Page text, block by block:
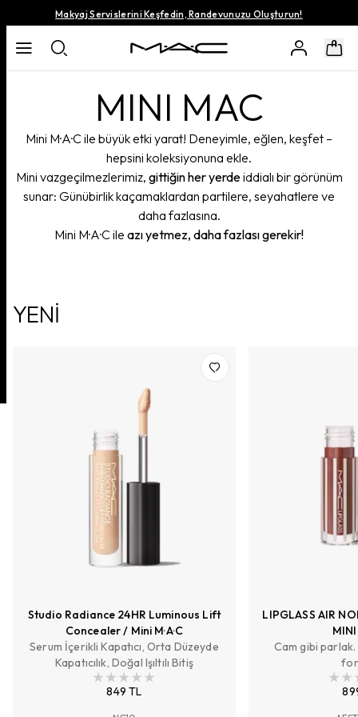
Makyaj Servislerini Keşfedin, Randevunuzu Oluşturun!
MINI MAC
Mini M·A·C ile büyük etki yarat! Deneyimle, eğlen, keşfet –
hepsini koleksiyonuna ekle.
Mini vazgeçilmezlerimiz, gittiğin her yerdeiddialı bir görünüm
sunar: Günübirlik kaçamaklardan partilere, seyahatlere ve
daha fazlasına.
Mini M·A·C ile azı yetmez, daha fazlası gerekir!
YENİ
Studio Radiance 24HR Luminous Lift
Concealer / Mini M·A·C
Serum İçerikli Kapatıcı, Orta Düzeyde
Kapatıcılık, Doğal Işıltılı Bitiş
849 TL
LIPGLASS AIR
MINI
Cam gibi parlak.